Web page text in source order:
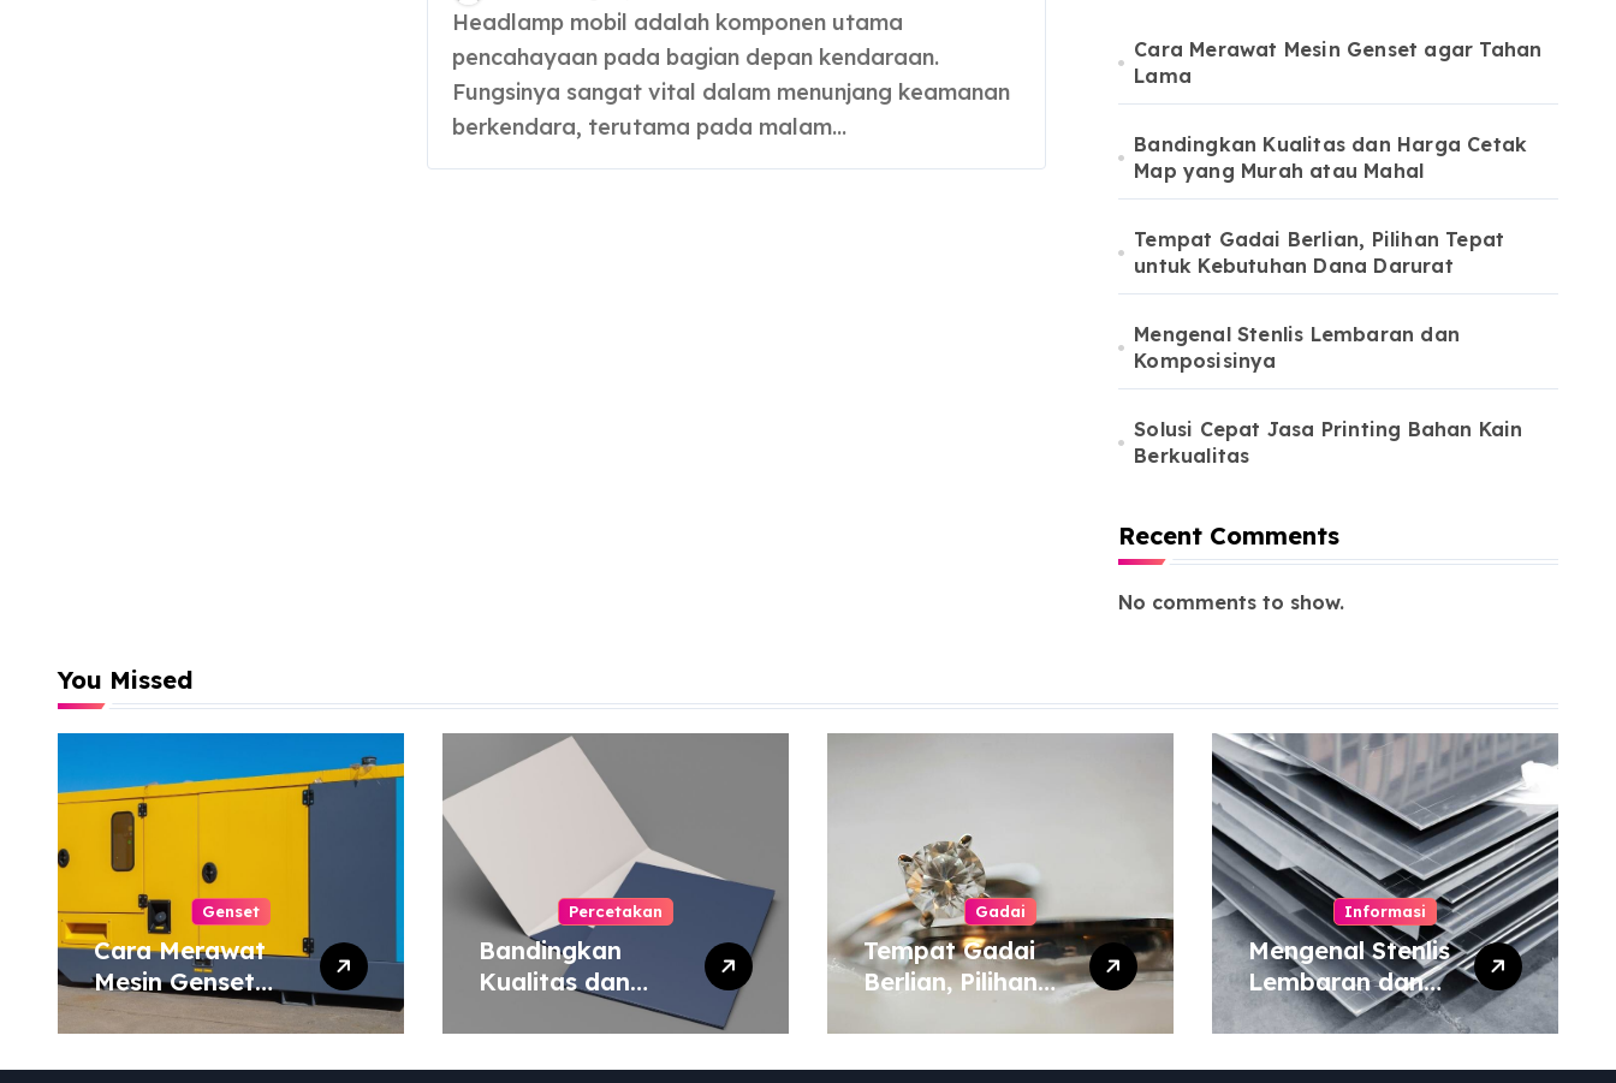
Headlamp mobil adalah komponen utama
pencahayaan pada bagian depan kendaraan.
Fungsinya sangat vital dalam menunjang keamanan
berkendara, terutama pada malam…
Cara Merawat Mesin Genset agar Tahan
Lama
Bandingkan Kualitas dan Harga Cetak
Map yang Murah atau Mahal
Tempat Gadai Berlian, Pilihan Tepat
untuk Kebutuhan Dana Darurat
Mengenal Stenlis Lembaran dan
Komposisinya
Solusi Cepat Jasa Printing Bahan Kain
Berkualitas
Recent Comments
No comments to show.
You Missed
Genset
Cara Merawat
Mesin Genset
agar Tahan Lama
Percetakan
Bandingkan
Kualitas dan
Harga Cetak
Map yang Murah
atau Mahal
Gadai
Tempat Gadai
Berlian, Pilihan
Kebutuhan Dana
Darurat
Informasi
Mengenal Stenlis
Lembaran dan
Komposisinya